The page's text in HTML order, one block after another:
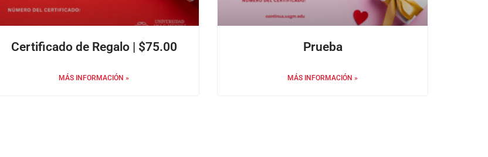
Certificado de Regalo | $75.00
MÁS INFORMACIÓN »
Prueba
MÁS INFORMACIÓN »